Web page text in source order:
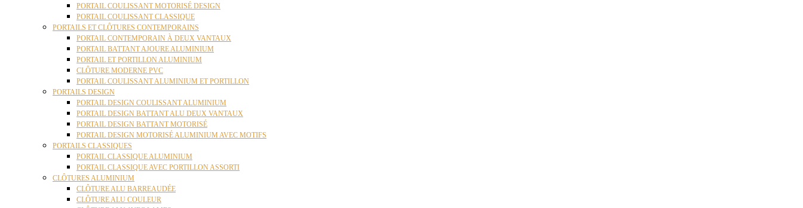
PORTAIL COULISSANT MOTORISÉ DESIGN
PORTAIL COULISSANT CLASSIQUE
PORTAILS ET CLÔTURES CONTEMPORAINS
PORTAIL CONTEMPORAIN À DEUX VANTAUX
PORTAIL BATTANT AJOURE ALUMINIUM
PORTAIL ET PORTILLON ALUMINIUM
CLÔTURE MODERNE PVC
PORTAIL COULISSANT ALUMINIUM ET PORTILLON
PORTAILS DESIGN
PORTAIL DESIGN COULISSANT ALUMINIUM
PORTAIL DESIGN BATTANT ALU DEUX VANTAUX
PORTAIL DESIGN BATTANT MOTORISÉ
PORTAIL DESIGN MOTORISÉ ALUMINIUM AVEC MOTIFS
PORTAILS CLASSIQUES
PORTAIL CLASSIQUE ALUMINIUM
PORTAIL CLASSIQUE AVEC PORTILLON ASSORTI
CLÔTURES ALUMINIUM
CLÔTURE ALU BARREAUDÉE
CLÔTURE ALU COULEUR